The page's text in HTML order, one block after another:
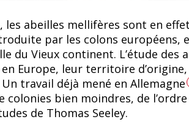
les abeilles mellifères sont en
par les colons européens,
du Vieux continent. L’étude des
Europe, leur territoire
travail déjà mené en Allemagne
colonies bien moindres, de
de Thomas Seeley.